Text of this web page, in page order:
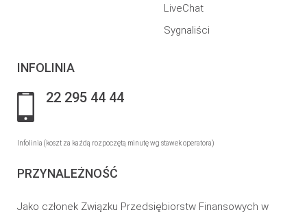
LiveChat
Sygnaliści
INFOLINIA
22 295 44 44
Infolinia (koszt za każdą rozpoczętą minutę wg stawek operatora)
PRZYNALEŻNOŚĆ
Jako członek Związku Przedsiębiorstw Finansowych w